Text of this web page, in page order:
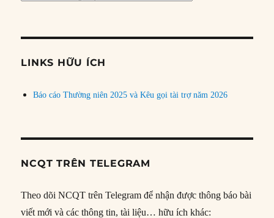
đề
LINKS HỮU ÍCH
Báo cáo Thường niên 2025 và Kêu gọi tài trợ năm 2026
NCQT TRÊN TELEGRAM
Theo dõi NCQT trên Telegram để nhận được thông báo bài
viết mới và các thông tin, tài liệu… hữu ích khác: